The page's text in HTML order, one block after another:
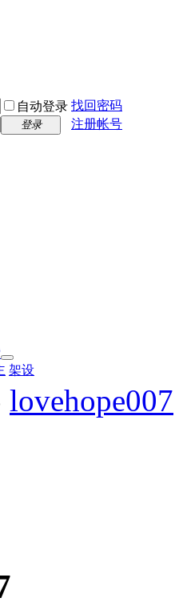
自动登录 找回密码
登录 注册帐号
架设
lovehope007